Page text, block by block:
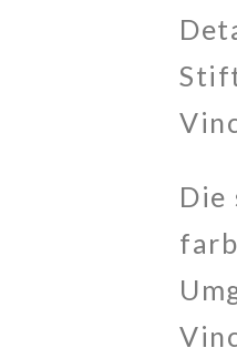
Die